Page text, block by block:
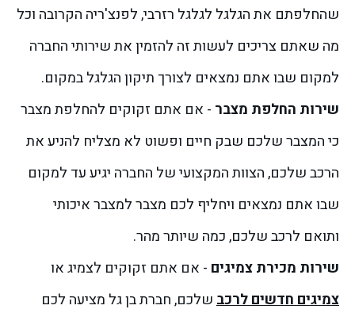
שהחלפתם את הגלגל לגלגל רזרבי, לפנצ'ריה הקרובה וכל
מה שאתם צריכים לעשות זה להזמין את שירותי החברה
למקום שבו אתם נמצאים לצורך תיקון הגלגל במקום.
שירות החלפת מצבר - אם אתם זקוקים להחלפת מצבר
כי המצבר שלכם שבק חיים ופשוט לא מצליח להניע את
הרכב שלכם, הצוות המקצועי של החברה יגיע עד למקום
שבו אתם נמצאים ויחליף לכם מצבר למצבר איכותי
ותואם לרכב שלכם, כמה שיותר מהר.
שירות מכירת צמיגים - אם אתם זקוקים לצמיג או
צמיגים חדשים לרכבשלכם, חברת בן גל מציעה לכם